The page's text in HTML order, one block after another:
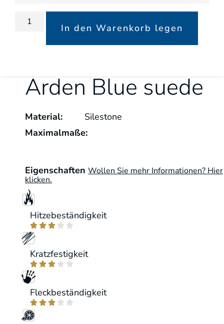
In den Warenkorb legen
Arden Blue suede
Material:
Silestone
Maximalmaße:
Eigenschaften Wollen Sie mehr Informationen? Hier
klicken.
Hitzebeständigkeit
    
Kratzfestigkeit
    
Fleckbeständigkeit
    